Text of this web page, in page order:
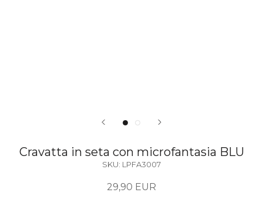
Cravatta in seta con microfantasia BLU
SKU: LPFA3007
29,90 EUR